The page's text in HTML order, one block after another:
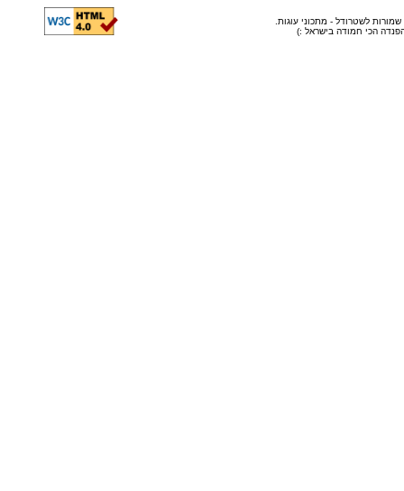
שמורות לשטרודל - מתכוני עוגות.
הכי חמודה בישראל :)